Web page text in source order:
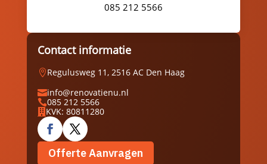
085 212 5566
Contact informatie
Regulusweg 11, 2516 AC Den Haag
info@renovatienu.nl
085 212 5566
 KVK: 80811280
Offerte Aanvragen